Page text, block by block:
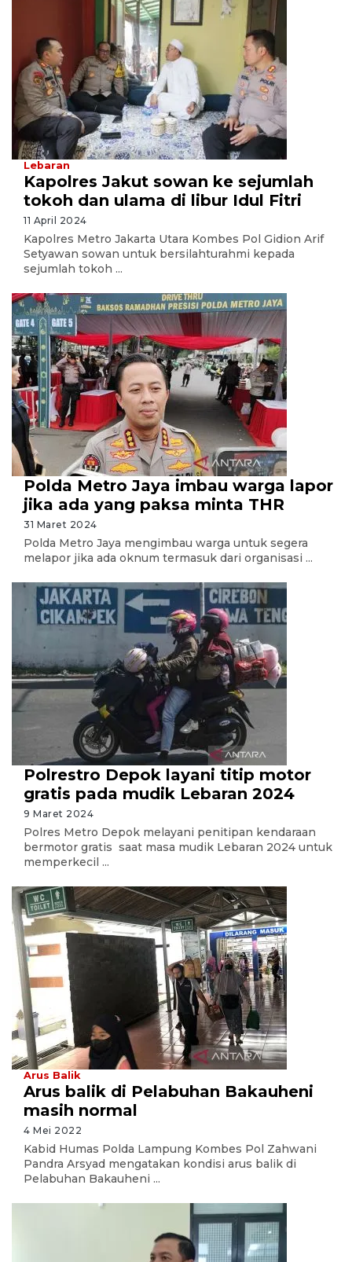
Lebaran
Kapolres Jakut sowan ke sejumlah
tokoh dan ulama di libur Idul Fitri
11 April 2024
Kapolres Metro Jakarta Utara Kombes Pol Gidion Arif
Setyawan sowan untuk bersilahturahmi kepada
sejumlah tokoh ...
Polda Metro Jaya imbau warga lapor
jika ada yang paksa minta THR
31 Maret 2024
Polda Metro Jaya mengimbau warga untuk segera
melapor jika ada oknum termasuk dari organisasi ...
Polrestro Depok layani titip motor
gratis pada mudik Lebaran 2024
9 Maret 2024
Polres Metro Depok melayani penitipan kendaraan
bermotor gratis saat masa mudik Lebaran 2024 untuk
memperkecil ...
Arus Balik
Arus balik di Pelabuhan Bakauheni
masih normal
4 Mei 2022
Kabid Humas Polda Lampung Kombes Pol Zahwani
Pandra Arsyad mengatakan kondisi arus balik di
Pelabuhan Bakauheni ...